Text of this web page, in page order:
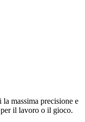
massima precisione e
il lavoro o il gioco.